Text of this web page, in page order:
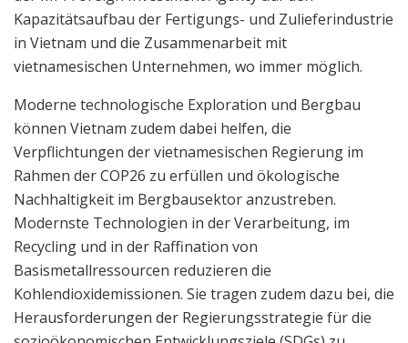
Kapazitätsaufbau der Fertigungs- und Zulieferindustrie
in Vietnam und die Zusammenarbeit mit
vietnamesischen Unternehmen, wo immer möglich.
Moderne technologische Exploration und Bergbau
können Vietnam zudem dabei helfen, die
Verpflichtungen der vietnamesischen Regierung im
Rahmen der COP26 zu erfüllen und ökologische
Nachhaltigkeit im Bergbausektor anzustreben.
Modernste Technologien in der Verarbeitung, im
Recycling und in der Raffination von
Basismetallressourcen reduzieren die
Kohlendioxidemissionen. Sie tragen zudem dazu bei, die
Herausforderungen der Regierungsstrategie für die